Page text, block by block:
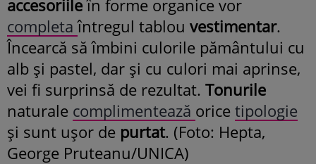
accesoriileîn forme organice vor
completaîntregul tablou vestimentar.
Încearcă să îmbini culorile pământului cu
alb și pastel, dar și cu culori mai aprinse,
vei fi surprinsă de rezultat. Tonurile
naturale complimentează orice tipologie
și sunt ușor de purtat. (Foto: Hepta,
George Pruteanu/UNICA)